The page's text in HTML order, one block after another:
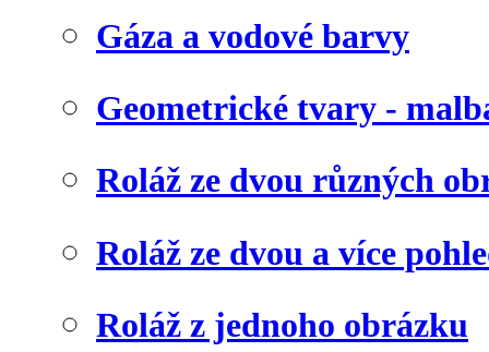
Gáza a vodové barvy
Geometrické tvary -
Roláž ze dvou různých
Roláž ze dvou a více
Roláž z jednoho obrázku